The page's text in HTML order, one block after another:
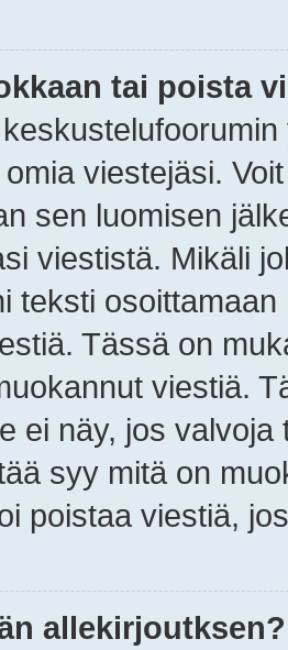
tai poista
viestejäsi.
sen luomisen
viestistä. Mikäli
teksti
Tässä on
viestiä.
ei näy, jos
syy mitä on
poistaa viestiä,
allekirjoutksen?